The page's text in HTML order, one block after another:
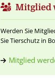
Mitglied
Werden Sie
Sie Tierschutz in
Mitglied